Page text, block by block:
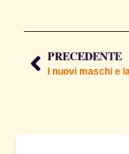
PRECEDENTE